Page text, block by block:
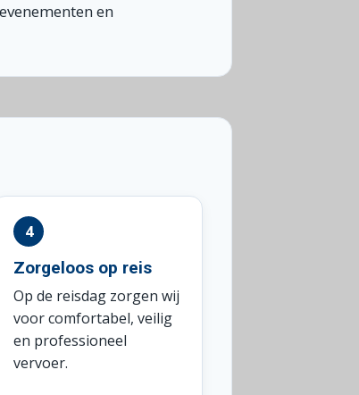
en
Zorgeloos op reis
Op de reisdag zorgen wij
voor comfortabel, veilig
en professioneel
vervoer.